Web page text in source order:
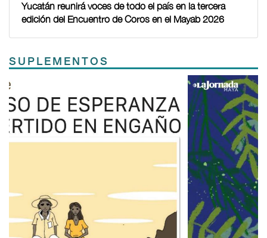
Yucatán reunirá voces de todo el país en la tercera
edición del Encuentro de Coros en el Mayab 2026
SUPLEMENTOS